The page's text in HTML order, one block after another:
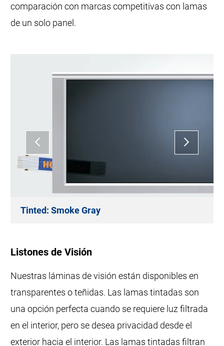
comparación con marcas competitivas con lamas
de un solo panel.
Tinted: Smoke Gray
Listones de Visión
Nuestras láminas de visión están disponibles en
transparentes o teñidas. Las lamas tintadas son
una opción perfecta cuando se requiere luz filtrada
en el interior, pero se desea privacidad desde el
exterior hacia el interior. Las lamas tintadas filtran